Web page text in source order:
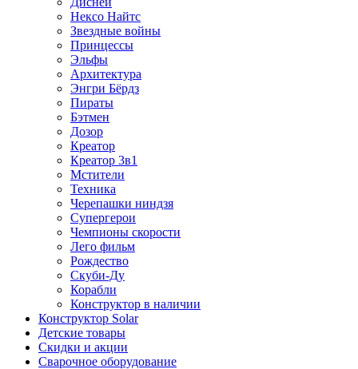
Нексо Найтс
Звездные войны
Принцессы
Эльфы
Архитектура
Энгри Бёрдз
Пираты
Бэтмен
Дозор
Креатор
Креатор 3в1
Мстители
Техника
Черепашки ниндзя
Супергерои
Чемпионы скорости
Лего фильм
Рождество
Скуби-Ду
Корабли
Конструктор в наличии
Конструктор Solar
Детские товары
Скидки и акции
Сварочное оборудование